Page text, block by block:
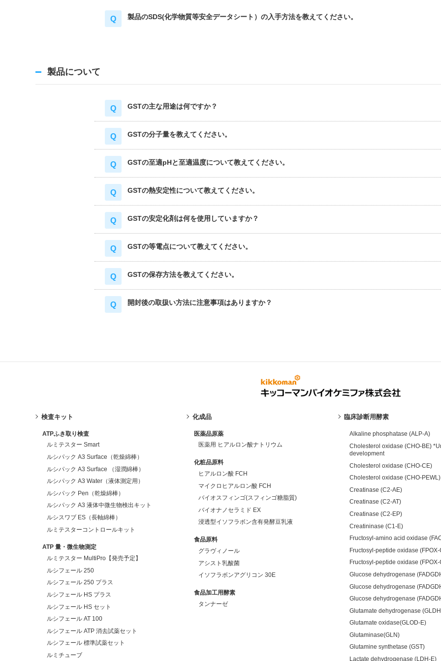
製品のSDS(化学物質等安全データシート）の入手方法を教えてください。
製品について
GSTの主な用途は何ですか？
GSTの分子量を教えてください。
GSTの至適pHと至適温度について教えてください。
GSTの熱安定性について教えてください。
GSTの安定化剤は何を使用していますか？
GSTの等電点について教えてください。
GSTの保存方法を教えてください。
開封後の取扱い方法に注意事項はありますか？
検査キット
ATPふき取り検査
ルミテスター Smart
ルシパック A3 Surface（乾燥綿棒）
ルシパック A3 Surface （湿潤綿棒）
ルシパック A3 Water（液体測定用）
ルシパック Pen（乾燥綿棒）
ルシパック A3 液体中微生物検出キット
ルシスワブ ES（長軸綿棒）
ルミテスターコントロールキット
ATP 量・微生物測定
ルミテスター MultiPro【発売予定】
ルシフェール 250
ルシフェール 250 プラス
ルシフェール HS プラス
ルシフェール HS セット
ルシフェール AT 100
ルシフェール ATP 消去試薬セット
ルシフェール 標準試薬セット
ルミチューブ
化成品
医薬品原薬
医薬用 ヒアルロン酸ナトリウム
化粧品原料
ヒアルロン酸 FCH
マイクロヒアルロン酸 FCH
バイオスフィンゴ(スフィンゴ糖脂質)
バイオナノセラミド EX
浸透型イソフラボン含有発酵豆乳液
食品原料
グラヴィノール
アシスト乳酸菌
イソフラボンアグリコン 30E
食品加工用酵素
タンナーゼ
臨床診断用酵素
Alkaline phosphatase (ALP-A)
Cholesterol oxidase (CHO-BE)
development
Cholesterol oxidase (CHO-CE)
Cholesterol oxidase (CHO-PEWL)
Creatinase (C2-AE)
Creatinase (C2-AT)
Creatinase (C2-EP)
Creatininase (C1-E)
Fructosyl-amino acid oxidase
Fructosyl-peptide oxidase (FPOX-
Fructosyl-peptide oxidase (FPOX-
Glucose dehydrogenase
Glucose dehydrogenase
Glucose dehydrogenase
Glutamate dehydrogenase
Glutamate oxidase(GLOD-E)
Glutaminase(GLN)
Glutamine synthetase (GST)
Lactate dehydrogenase (LDH-E)